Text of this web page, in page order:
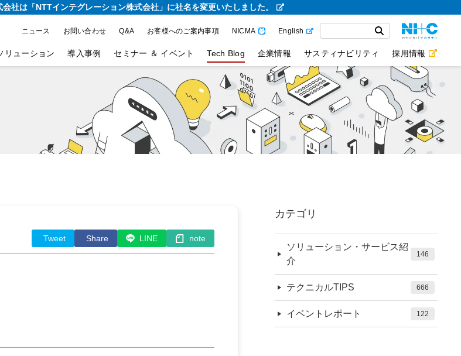
会社は「NTTインテグレーション株式会社」に社名を変更いたしました。
ニュース お問い合わせ Q&A お客様へのご案内事項 NICMA English
リューション 導入事例 セミナー ＆ イベント Tech Blog 企業情報 サスティナビリティ 採用情報
Tweet Share LINE note
カテゴリ
ソリューション・サービス紹
介
146
テクニカルTIPS 666
イベントレポート 122